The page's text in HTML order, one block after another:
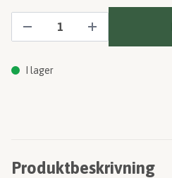
I lager
Produktbeskrivning